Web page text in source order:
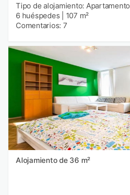
Tipo de alojamiento: Apartamento
6 huéspedes
107 m²
Comentarios: 7
Alojamiento de 36 m²